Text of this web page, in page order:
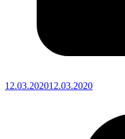
12.03.202012.03.2020